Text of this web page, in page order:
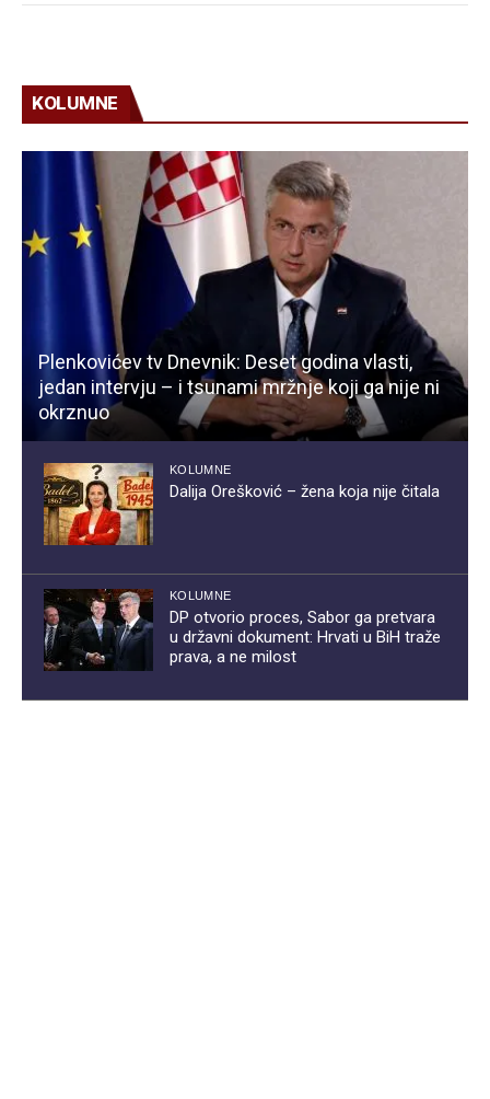
KOLUMNE
Plenkovićev tv Dnevnik: Deset godina vlasti,
jedan intervju – i tsunami mržnje koji ga nije ni
okrznuo
KOLUMNE
Dalija Orešković – žena koja nije čitala
KOLUMNE
DP otvorio proces, Sabor ga pretvara
u državni dokument: Hrvati u BiH traže
prava, a ne milost